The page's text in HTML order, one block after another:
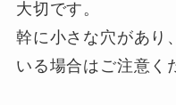
大切です。
幹に小さな穴があり
いる場合はご注意く